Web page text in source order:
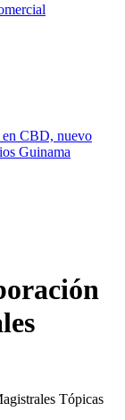
en CBD, nuevo
Guinama